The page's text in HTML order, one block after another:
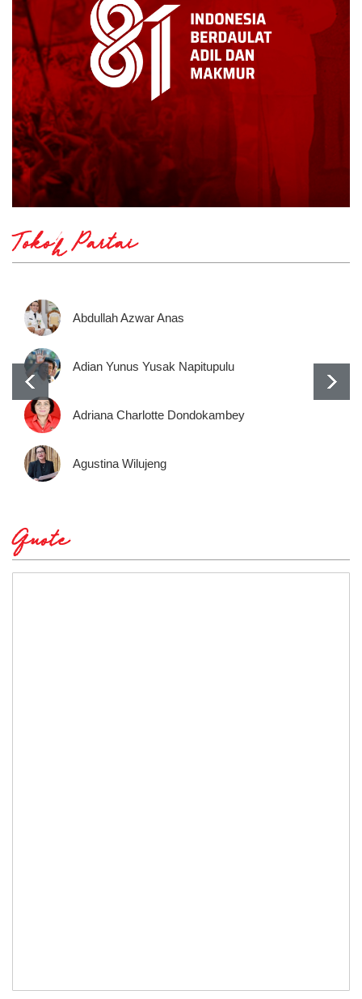
Tokoh Partai
Abdullah Azwar Anas
Adian Yunus Yusak Napitupulu
Adriana Charlotte Dondokambey
Agustina Wilujeng
Quote